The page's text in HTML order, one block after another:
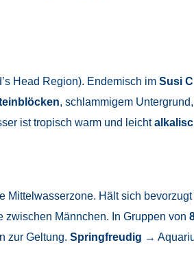
Head Region). Endemisch im Susi
, schlammigem
ist tropisch warm und leicht
Mittelwasserzone. Hält sich
Männchen. In Gruppen von
zur Geltung. Springfreudig →